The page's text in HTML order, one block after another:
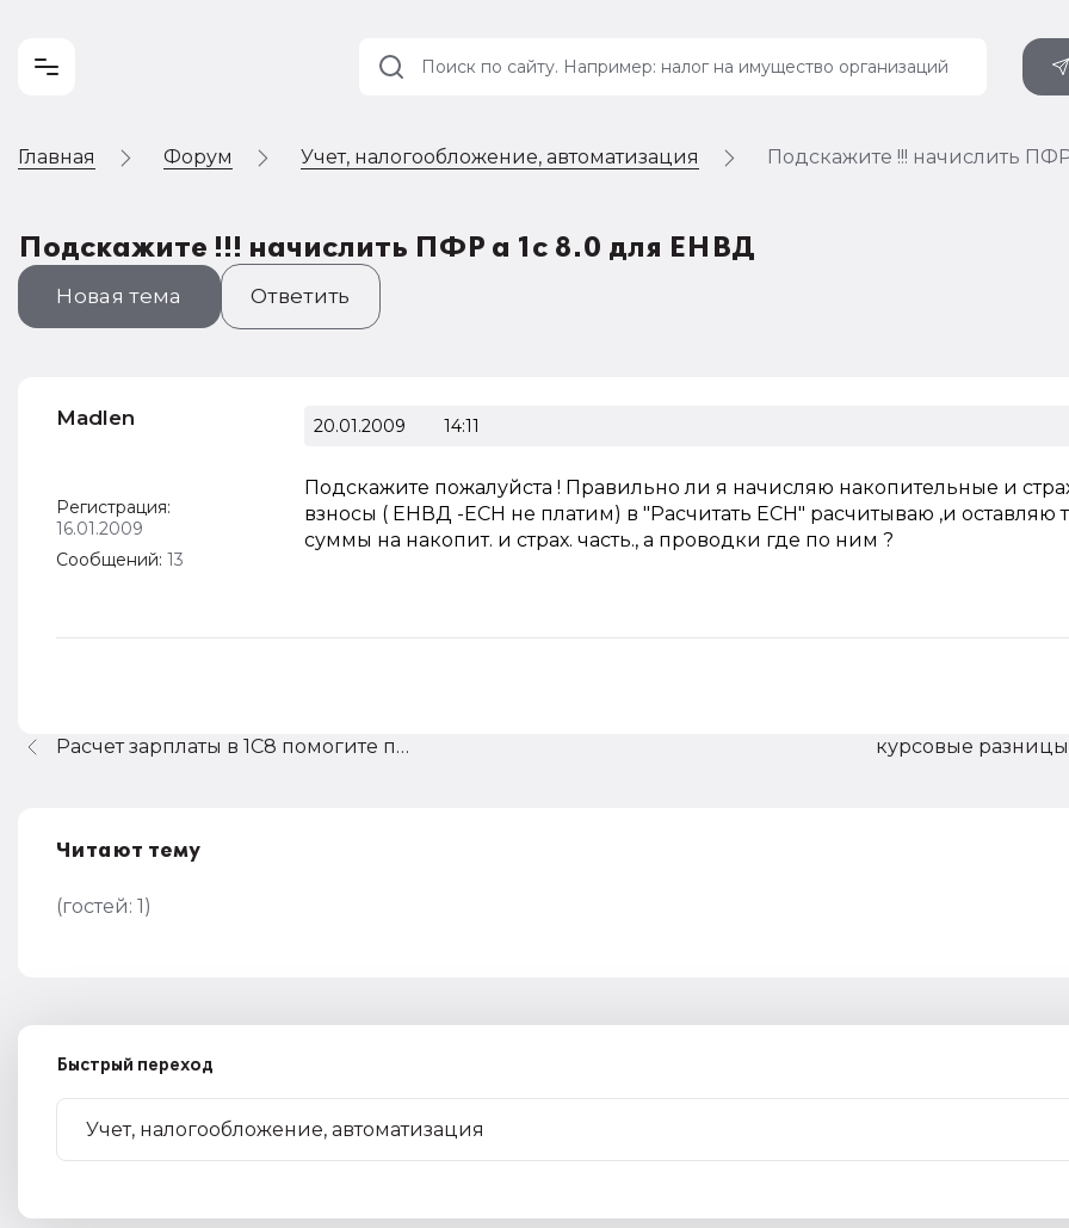
Главная Форум Учет, налогообложение, автоматизация Подскажите !!! начислить
Подскажите !!! начислить ПФР а 1с 8.0 для ЕНВД
Новая тема Ответить
Madlen
Регистрация:
16.01.2009
Сообщений: 13
20.01.2009 14:11
Подскажите пожалуйста ! Правильно ли я начисляю накопительные и
взносы ( ЕНВД -ЕСН не платим) в "Расчитать ЕСН" расчитываю ,и оставляю
суммы на накопит. и страх. часть., а проводки где по ним ?
курсовые разницы
Расчет зарплаты в 1С8 помогите пожалуйста!!!!!!!!!!!!!!!!!!!
Читают тему
(гостей: 1)
Быстрый переход
Учет и
Автоматизация